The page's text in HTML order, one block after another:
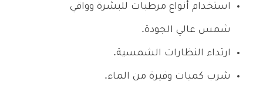
استخدام أنواع مرطبات للبشرة وواقي
شمس عالي الجودة.
ارتداء النظارات الشمسية.
شرب كميات وفيرة من الماء.